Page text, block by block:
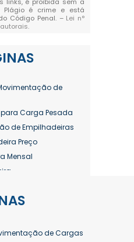
Plágio é crime e está
Código Penal. – Lei n°
.
de
Carga Pesada
de Empilhadeiras
Preço
Mensal
Diária Valor
Elétrica Preçode Cargas